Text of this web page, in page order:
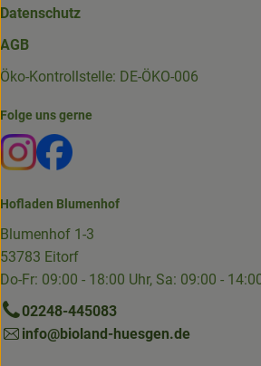
Datenschutz
AGB
Öko-Kontrollstelle: DE-ÖKO-006
Folge uns gerne
Externer Link zu https://
Externer Link zu https://
Hofladen Blumenhof
Blumenhof 1-3
53783 Eitorf
Do-Fr: 09:00 - 18:00 Uhr, Sa: 09:00 -
02248-445083
info@bioland-huesgen.de